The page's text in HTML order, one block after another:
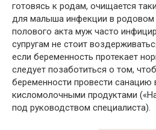
готовясь к родам, очищается
для малыша инфекции в родовом
полового акта муж часто
супругам не стоит
если беременность протекает
следует позаботиться о том,
беременности провести санацию
кисломолочными продуктами
под руководством специалиста).